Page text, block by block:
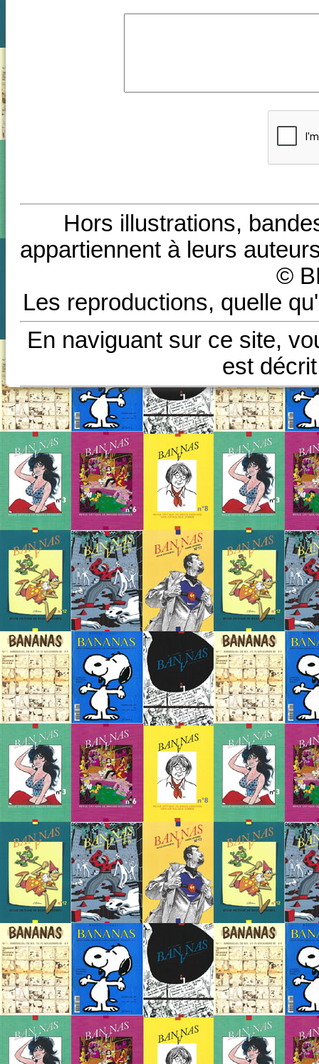
Hors illustrations,
appartiennent à leurs
©
Les reproductions, quelle
En naviguant sur ce site,
est